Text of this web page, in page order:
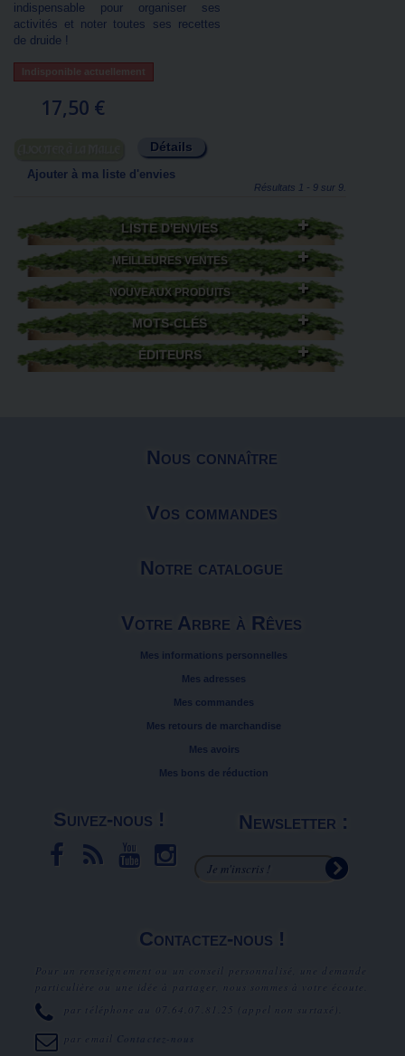
indispensable pour organiser ses
activités et noter toutes ses recettes
de druide !
Indisponible actuellement
17,50 €
Détails
Ajouter à ma liste d'envies
Résultats 1 - 9 sur 9.
LISTE D'ENVIES
MEILLEURES VENTES
NOUVEAUX PRODUITS
MOTS-CLÉS
ÉDITEURS
Nous connaître
Vos commandes
Notre catalogue
Votre Arbre à Rêves
Mes informations personnelles
Mes adresses
Mes commandes
Mes retours de marchandise
Mes avoirs
Mes bons de réduction
Suivez-nous ! Newsletter :
Contactez-nous !
Pour un renseignement ou un conseil personnalisé, une demande
particulière ou une idée à partager, nous sommes à votre écoute.
par téléphone au
07.64.07.81.25 (appel non surtaxé).
par email Contactez-nous